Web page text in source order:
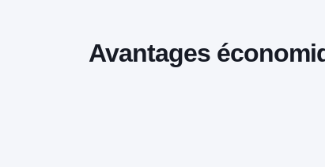
Avantages